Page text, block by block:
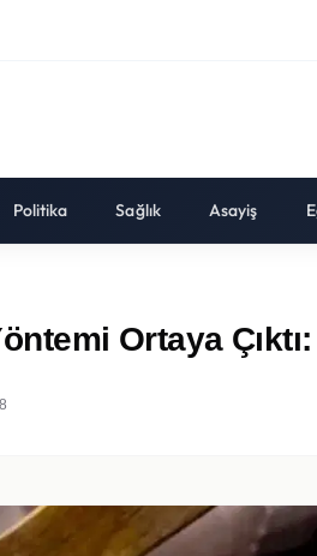
Politika Sağlık Asayiş
Ortaya